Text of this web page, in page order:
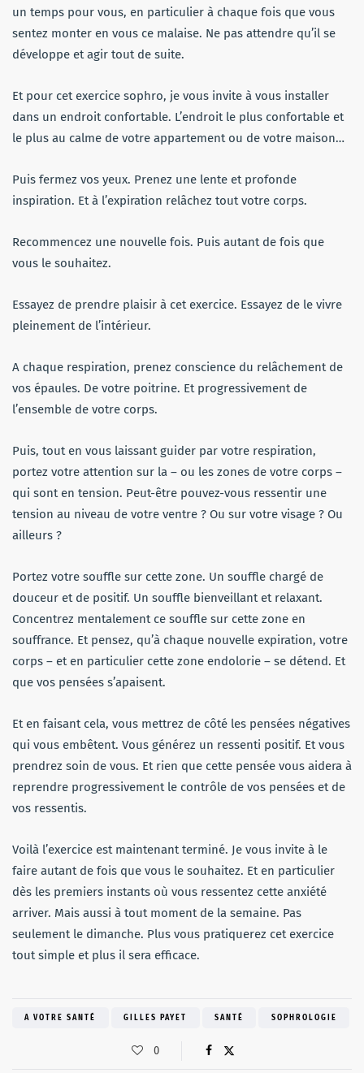
un temps pour vous, en particulier à chaque fois que vous
sentez monter en vous ce malaise. Ne pas attendre qu’il se
développe et agir tout de suite.
Et pour cet exercice sophro, je vous invite à vous installer
dans un endroit confortable. L’endroit le plus confortable et
le plus au calme de votre appartement ou de votre maison…
Puis fermez vos yeux. Prenez une lente et profonde
inspiration. Et à l’expiration relâchez tout votre corps.
Recommencez une nouvelle fois. Puis autant de fois que
vous le souhaitez.
Essayez de prendre plaisir à cet exercice. Essayez de le vivre
pleinement de l’intérieur.
A chaque respiration, prenez conscience du relâchement de
vos épaules. De votre poitrine. Et progressivement de
l’ensemble de votre corps.
Puis, tout en vous laissant guider par votre respiration,
portez votre attention sur la – ou les zones de votre corps –
qui sont en tension. Peut-être pouvez-vous ressentir une
tension au niveau de votre ventre ? Ou sur votre visage ? Ou
ailleurs ?
Portez votre souffle sur cette zone. Un souffle chargé de
douceur et de positif. Un souffle bienveillant et relaxant.
Concentrez mentalement ce souffle sur cette zone en
souffrance. Et pensez, qu’à chaque nouvelle expiration, votre
corps – et en particulier cette zone endolorie – se détend. Et
que vos pensées s’apaisent.
Et en faisant cela, vous mettrez de côté les pensées négatives
qui vous embêtent. Vous générez un ressenti positif. Et vous
prendrez soin de vous. Et rien que cette pensée vous aidera à
reprendre progressivement le contrôle de vos pensées et de
vos ressentis.
Voilà l’exercice est maintenant terminé. Je vous invite à le
faire autant de fois que vous le souhaitez. Et en particulier
dès les premiers instants où vous ressentez cette anxiété
arriver. Mais aussi à tout moment de la semaine. Pas
seulement le dimanche. Plus vous pratiquerez cet exercice
tout simple et plus il sera efficace.
A VOTRE SANTÉ GILLES PAYET SANTÉ SOPHROLOGIE
0